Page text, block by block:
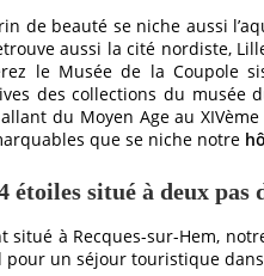
de beauté se niche aussi
aussi la cité nordiste,
le Musée de la Coupole
des collections du musée
du Moyen Age au
que se niche notre
étoiles situé à deux pas
situé à Recques-sur-Hem,
pour un séjour touristique
VIN